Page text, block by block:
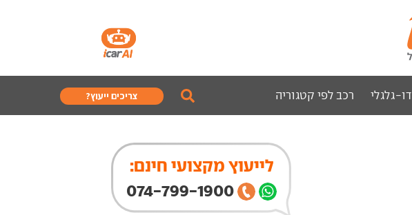
דו-גלגלי רכב לפי קטגוריה צריכים ייעוץ?
לייעוץ מקצועי חינם:
074-799-1900